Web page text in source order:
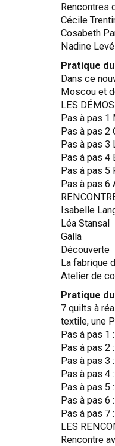
Rencontres
Cécile
Cosabeth
Nadine Levé
Pratique
Dans ce
Moscou et
LES
Pas à pas 1
Pas à pas 2
Pas à pas 3
Pas à pas 4
Pas à pas 5
Pas à pas 6
Isabelle
Léa Stansal
Galla
Découverte
La fabrique
Atelier de
Pratique
7 quilts à
textile, une
Pas à pas 1
Pas à pas 2
Pas à pas 3
Pas à pas 4
Pas à pas 5
Pas à pas 6
Pas à pas 7
LES
Rencontre